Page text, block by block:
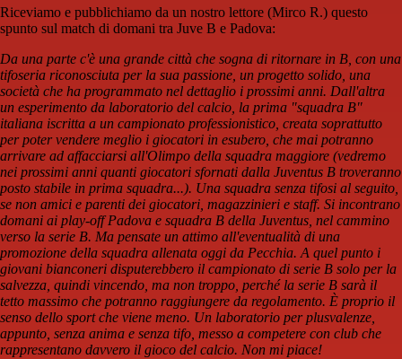
Riceviamo e pubblichiamo da un nostro lettore (Mirco R.) questo
spunto sul match di domani tra Juve B e Padova:
Da una parte c'è una grande città che sogna di ritornare in B, con una
tifoseria riconosciuta per la sua passione, un progetto solido, una
società che ha programmato nel dettaglio i prossimi anni. Dall'altra
un esperimento da laboratorio del calcio, la prima "squadra B"
italiana iscritta a un campionato professionistico, creata soprattutto
per poter vendere meglio i giocatori in esubero, che mai potranno
arrivare ad affacciarsi all'Olimpo della squadra maggiore (vedremo
nei prossimi anni quanti giocatori sfornati dalla Juventus B troveranno
posto stabile in prima squadra...). Una squadra senza tifosi al seguito,
se non amici e parenti dei giocatori, magazzinieri e staff. Si incontrano
domani ai play-off Padova e squadra B della Juventus, nel cammino
verso la serie B. Ma pensate un attimo all'eventualità di una
promozione della squadra allenata oggi da Pecchia. A quel punto i
giovani bianconeri disputerebbero il campionato di serie B solo per la
salvezza, quindi vincendo, ma non troppo, perché la serie B sarà il
tetto massimo che potranno raggiungere da regolamento. È proprio il
senso dello sport che viene meno. Un laboratorio per plusvalenze,
appunto, senza anima e senza tifo, messo a competere con club che
rappresentano davvero il gioco del calcio. Non mi piace!